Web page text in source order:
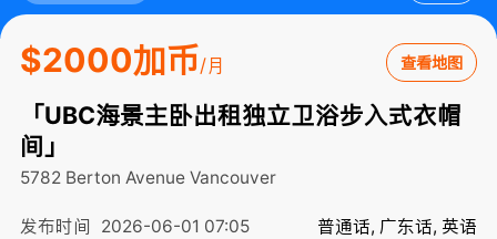
$2000加币/月 查看地图
「UBC海景主卧出租独立卫浴步入式衣帽
间」
5782 Berton Avenue Vancouver
发布时间 2026-06-01 07:05 普通话, 广东话, 英语